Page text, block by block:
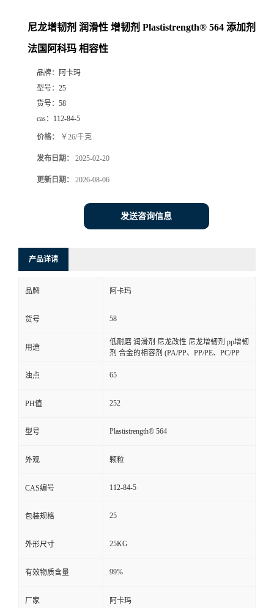
尼龙增韧剂 润滑性 增韧剂 Plastistrength® 564 添加剂
法国阿科玛 相容性
品牌：
阿卡玛
型号： 25
货号： 58
cas： 112-84-5
价格： ￥26/千克
发布日期： 2025-02-20
更新日期： 2026-08-06
发送咨询信息
产品详请
品牌 阿卡玛
货号 58
用途
低耐磨 润滑剂 尼龙改性 尼龙增韧剂 pp增韧
剂 合金的相容剂 (PA/PP、PP/PE、PC/PP
浊点 65
PH值 252
型号 Plastistrength® 564
外观 颗粒
CAS编号 112-84-5
包装规格 25
外形尺寸 25KG
有效物质含量 99%
厂家 阿卡玛